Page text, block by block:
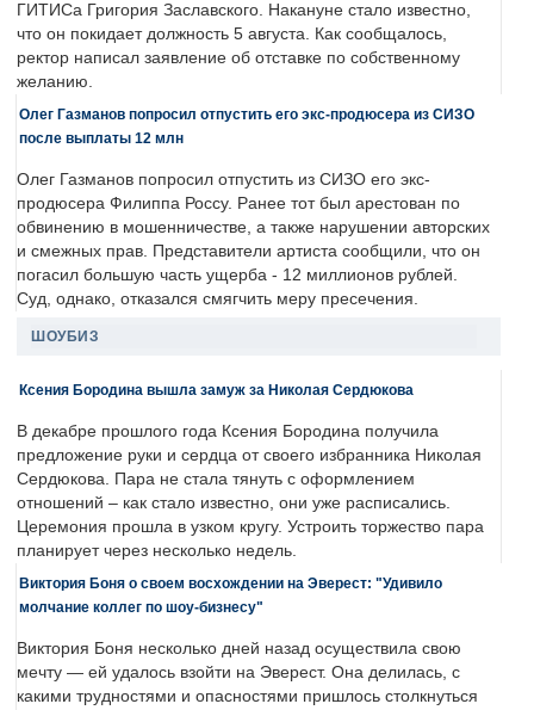
ГИТИСа Григория Заславского. Накануне стало известно,
что он покидает должность 5 августа. Как сообщалось,
ректор написал заявление об отставке по собственному
желанию.
Олег Газманов попросил отпустить его экс-продюсера из СИЗО
после выплаты 12 млн
Олег Газманов попросил отпустить из СИЗО его экс-
продюсера Филиппа Россу. Ранее тот был арестован по
обвинению в мошенничестве, а также нарушении авторских
и смежных прав. Представители артиста сообщили, что он
погасил большую часть ущерба - 12 миллионов рублей.
Суд, однако, отказался смягчить меру пресечения.
ШОУБИЗ
Ксения Бородина вышла замуж за Николая Сердюкова
В декабре прошлого года Ксения Бородина получила
предложение руки и сердца от своего избранника Николая
Сердюкова. Пара не стала тянуть с оформлением
отношений – как стало известно, они уже расписались.
Церемония прошла в узком кругу. Устроить торжество пара
планирует через несколько недель.
Виктория Боня о своем восхождении на Эверест: "Удивило
молчание коллег по шоу-бизнесу"
Виктория Боня несколько дней назад осуществила свою
мечту — ей удалось взойти на Эверест. Она делилась, с
какими трудностями и опасностями пришлось столкнуться